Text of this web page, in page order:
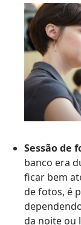
Sessão de
banco era
ficar bem
de fotos, é
da noite ou